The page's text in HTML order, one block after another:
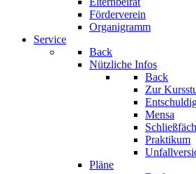
Förderverein
Organigramm
Service
Back
Nützliche Infos
Back
Zur
Mensa
Praktikum
Pläne